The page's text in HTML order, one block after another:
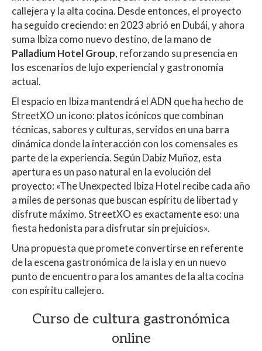
callejera y la alta cocina. Desde entonces, el proyecto
ha seguido creciendo: en 2023 abrió en Dubái, y ahora
suma Ibiza como nuevo destino, de la mano de
Palladium Hotel Group, reforzando su presencia en
los escenarios de lujo experiencial y gastronomía
actual.
El espacio en Ibiza mantendrá el ADN que ha hecho de
StreetXO un icono: platos icónicos que combinan
técnicas, sabores y culturas, servidos en una barra
dinámica donde la interacción con los comensales es
parte de la experiencia. Según Dabiz Muñoz, esta
apertura es un paso natural en la evolución del
proyecto: «The Unexpected Ibiza Hotel recibe cada año
a miles de personas que buscan espíritu de libertad y
disfrute máximo. StreetXO es exactamente eso: una
fiesta hedonista para disfrutar sin prejuicios».
Una propuesta que promete convertirse en referente
de la escena gastronómica de la isla y en un nuevo
punto de encuentro para los amantes de la alta cocina
con espíritu callejero.
Curso de cultura gastronómica
online